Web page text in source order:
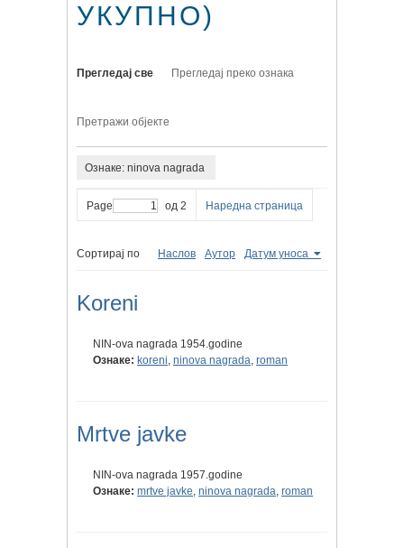
УКУПНО)
Прегледај све Прегледај преко ознака
Претражи објекте
Ознаке: ninova nagrada
Page од 2 Наредна страница
Сортирај по Наслов Аутор Датум уноса
Koreni
NIN-ova nagrada 1954.godine
Ознаке: koreni, ninova nagrada, roman
Mrtve javke
NIN-ova nagrada 1957.godine
Ознаке: mrtve javke, ninova nagrada, roman